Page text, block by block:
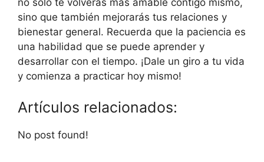
sino que también mejorarás tus relaciones y
bienestar general. Recuerda que la paciencia es
una habilidad que se puede aprender y
desarrollar con el tiempo. ¡Dale un giro a tu vida
y comienza a practicar hoy mismo!
Artículos relacionados:
No post found!